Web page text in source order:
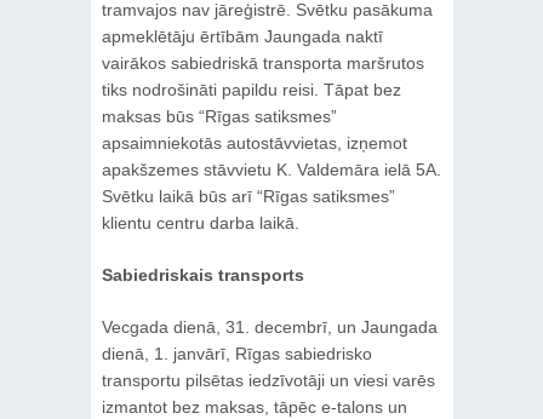
tramvajos nav jāreģistrē. Svētku pasākuma
apmeklētāju ērtībām Jaungada naktī
vairākos sabiedriskā transporta maršrutos
tiks nodrošināti papildu reisi. Tāpat bez
maksas būs “Rīgas satiksmes”
apsaimniekotās autostāvvietas, izņemot
apakšzemes stāvvietu K. Valdemāra ielā 5A.
Svētku laikā būs arī “Rīgas satiksmes”
klientu centru darba laikā.
Sabiedriskais transports
Vecgada dienā, 31. decembrī, un Jaungada
dienā, 1. janvārī, Rīgas sabiedrisko
transportu pilsētas iedzīvotāji un viesi varēs
izmantot bez maksas, tāpēc e-talons un